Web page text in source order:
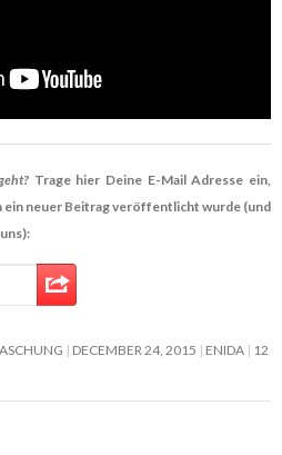
Trage hier Deine E-Mail Adresse ein,
ein neuer Beitrag veröffentlicht wurde (und
DECEMBER 24, 2015 ENIDA
12